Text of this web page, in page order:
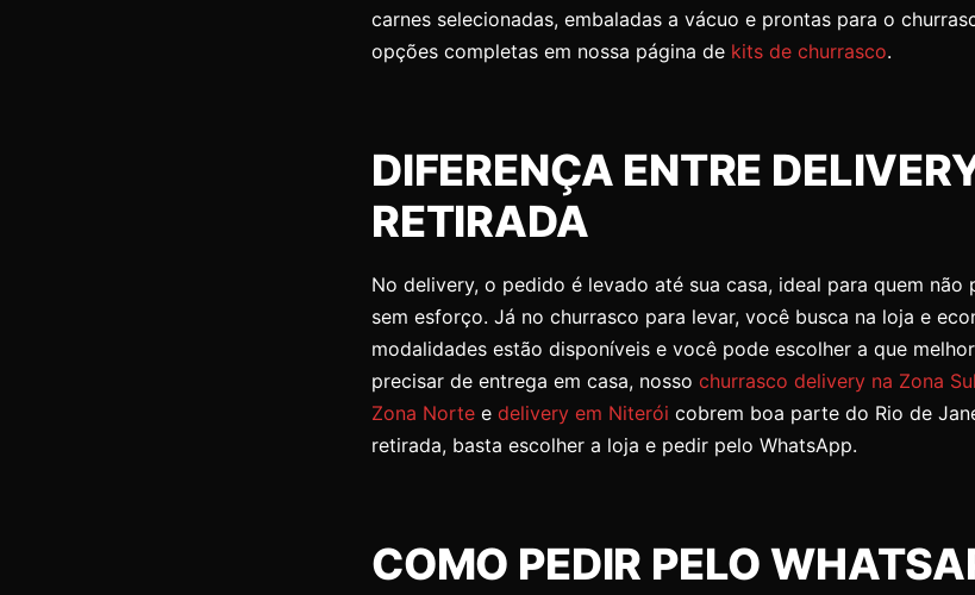
carnes selecionadas, embaladas a vácuo e prontas para o
opções completas em nossa página de kits de churrasco.
DIFERENÇA ENTRE
RETIRADA
No delivery, o pedido é levado até sua casa, ideal para quem não
sem esforço. Já no churrasco para levar, você busca na loja e
modalidades estão disponíveis e você pode escolher a que
precisar de entrega em casa, nosso churrasco delivery na Zona Sul
Zona Norte e delivery em Niterói cobrem boa parte do Rio de
retirada, basta escolher a loja e pedir pelo WhatsApp.
COMO PEDIR PELO